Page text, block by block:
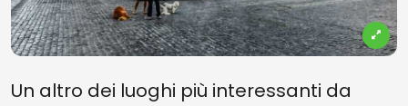
Un altro dei luoghi più interessanti da